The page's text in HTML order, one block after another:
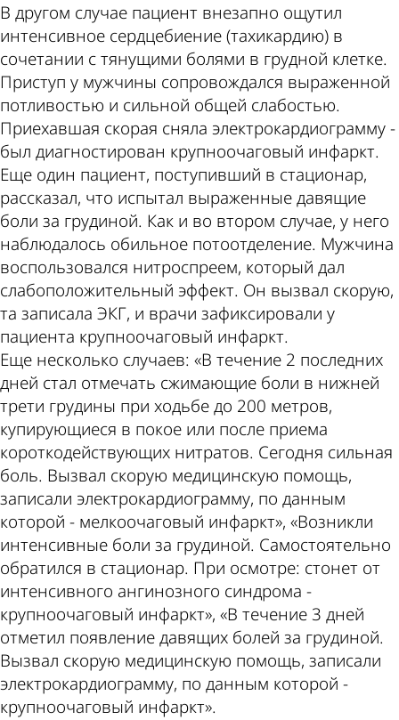
В другом случае пациент внезапно ощутил
интенсивное сердцебиение (тахикардию) в
сочетании с тянущими болями в грудной клетке.
Приступ у мужчины сопровождался выраженной
потливостью и сильной общей слабостью.
Приехавшая скорая сняла электрокардиограмму -
был диагностирован крупноочаговый инфаркт.
Еще один пациент, поступивший в стационар,
рассказал, что испытал выраженные давящие
боли за грудиной. Как и во втором случае, у него
наблюдалось обильное потоотделение. Мужчина
воспользовался нитроспреем, который дал
слабоположительный эффект. Он вызвал скорую,
та записала ЭКГ, и врачи зафиксировали у
пациента крупноочаговый инфаркт.
Еще несколько случаев: «В течение 2 последних
дней стал отмечать сжимающие боли в нижней
трети грудины при ходьбе до 200 метров,
купирующиеся в покое или после приема
короткодействующих нитратов. Сегодня сильная
боль. Вызвал скорую медицинскую помощь,
записали электрокардиограмму, по данным
которой - мелкоочаговый инфаркт», «Возникли
интенсивные боли за грудиной. Самостоятельно
обратился в стационар. При осмотре: стонет от
интенсивного ангинозного синдрома -
крупноочаговый инфаркт», «В течение 3 дней
отметил появление давящих болей за грудиной.
Вызвал скорую медицинскую помощь, записали
электрокардиограмму, по данным которой -
крупноочаговый инфаркт».